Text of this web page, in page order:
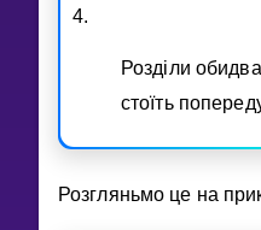
4.
Роздiли
стоїть
Розгляньмо це на